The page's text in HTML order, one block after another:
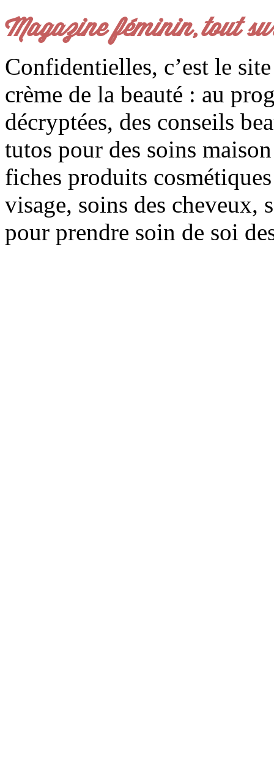
Magazine féminin, tout
Confidentielles, c’est le
crème de la beauté : au
décryptées, des conseils
tutos pour des soins
fiches produits
visage, soins des cheveux,
pour prendre soin de soi